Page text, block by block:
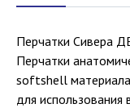
Перчатки Сивера
Перчатки
softshell
для использования